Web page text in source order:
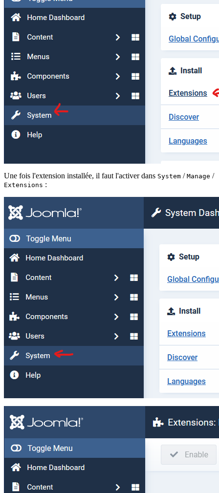
Une fois l'extension installée, il faut l'activer dans System / Manage /
Extensions :